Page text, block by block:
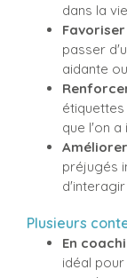
dans la
passer
aidante
que l'on a
préjugés
Plusieurs
En
idéal